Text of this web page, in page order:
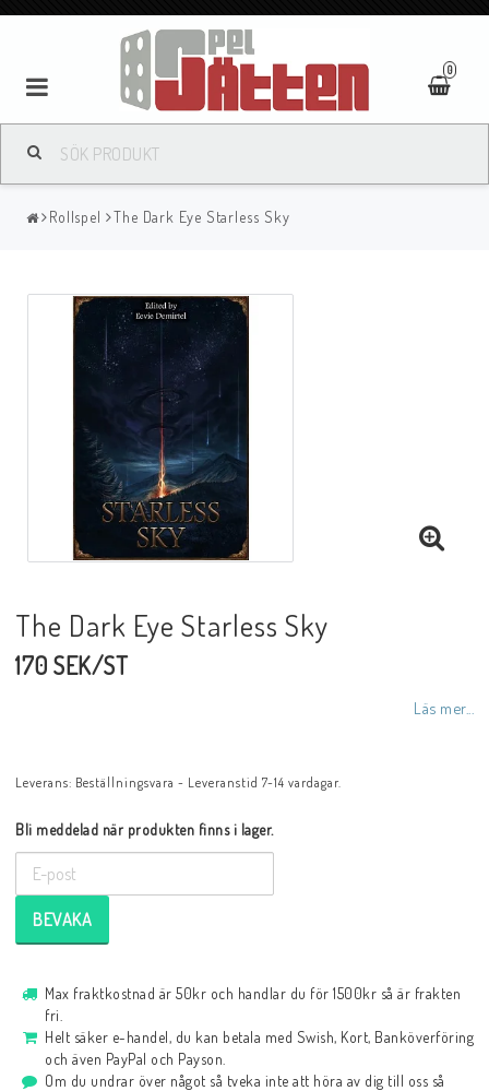
0
Rollspel The Dark Eye Starless Sky
The Dark Eye Starless Sky
170 SEK/ST
Läs mer...
Leverans: Beställningsvara - Leveranstid 7-14 vardagar.
Bli meddelad när produkten finns i lager.
BEVAKA
Max fraktkostnad är 50kr och handlar du för 1500kr så är frakten
fri.
Helt säker e-handel, du kan betala med Swish, Kort, Banköverföring
och även PayPal och Payson.
Om du undrar över något så tveka inte att höra av dig till oss så